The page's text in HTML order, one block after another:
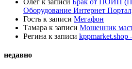
Оборудование Интернет
Гость к записи Мегафон
Тамара к записи Мошенник
Регина к записи
недавно